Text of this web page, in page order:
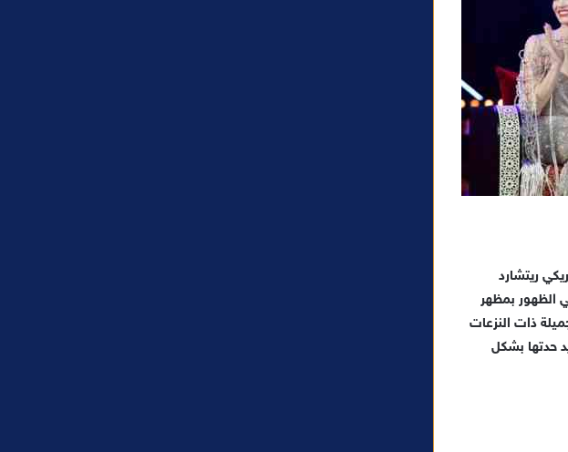
ريتشارد
الظهور بمظهر
ذات النزعات
حدتها بشكل